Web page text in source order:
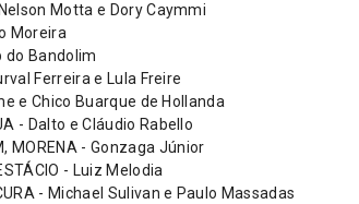
Nelson Motta e Dory Caymmi
Moreira
do Bandolim
Ferreira e Lula Freire
e Chico Buarque de Hollanda
- Dalto e Cláudio Rabello
MORENA - Gonzaga Júnior
- Luiz Melodia
- Michael Sulivan e Paulo Massadas